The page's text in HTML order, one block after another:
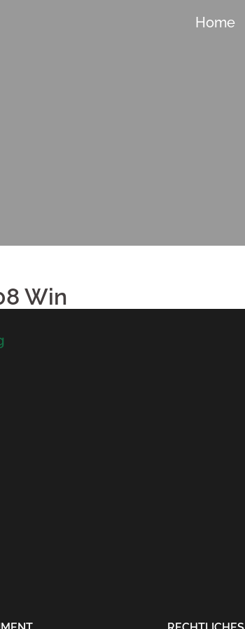
Home
Win